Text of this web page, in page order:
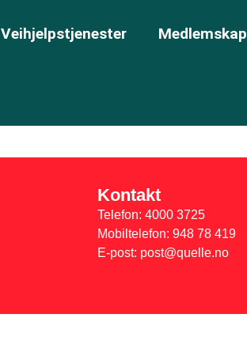
Veihjelpstjenester Medlemskap
Kontakt
Telefon: 4000 3725
Mobiltelefon: 948 78 419
E-post: post@quelle.no